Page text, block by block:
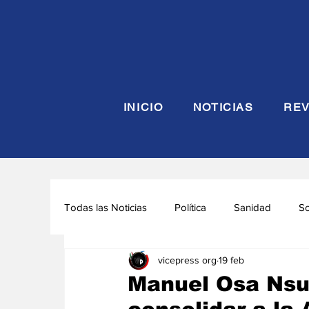
INICIO NOTICIAS
Todas las Noticias Política Sanidad
Seguridad y Defensa Turismo
Manuel Osa
vicepress org 19 feb